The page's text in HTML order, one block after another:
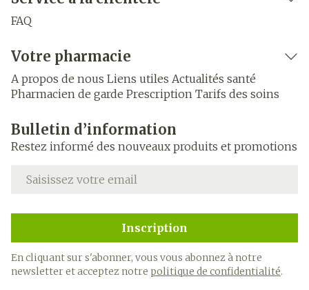
FAQ
Votre pharmacie
A propos de nous Liens utiles Actualités santé
Pharmacien de garde Prescription Tarifs des soins
Bulletin d’information
Restez informé des nouveaux produits et promotions
Adresse mail
Inscription
En cliquant sur s'abonner, vous vous abonnez à notre
newsletter et acceptez notre politique de confidentialité.